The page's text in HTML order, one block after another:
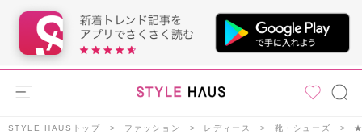
STYLE HAUSトップ ファッション レディース 靴・シューズ